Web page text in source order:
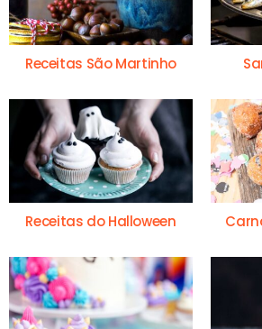
Receitas São Martinho
Receitas do Halloween